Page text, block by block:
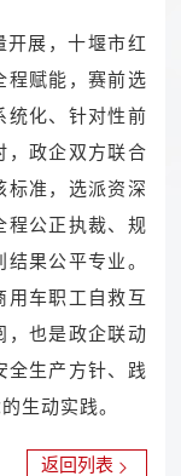
开展，十堰市红
程赋能，赛前选
统化、针对性前
，政企双方联合
标准，选派资深
程公正执裁、规
果公平专业。
用车职工自救互
，也是政企联动
全生产方针、践
生动实践。
返回列表